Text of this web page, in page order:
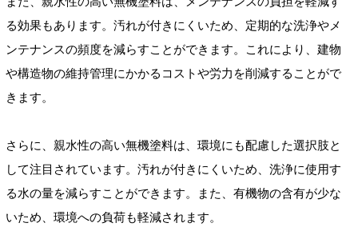
る効果もあります。汚れが付きにくいため、定期的な洗浄やメ
ンテナンスの頻度を減らすことができます。これにより、建物
や構造物の維持管理にかかるコストや労力を削減することがで
きます。
さらに、親水性の高い無機塗料は、環境にも配慮した選択肢と
して注目されています。汚れが付きにくいため、洗浄に使用す
る水の量を減らすことができます。また、有機物の含有が少な
いため、環境への負荷も軽減されます。